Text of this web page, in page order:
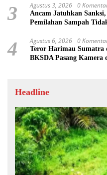
3 Agustus 3, 2026 0
Ancam Jatuhkan
Pemilahan Sampah
4 Agustus 6, 2026 0
Teror Harimau Sumatra
BKSDA Pasang Kamera
Headline